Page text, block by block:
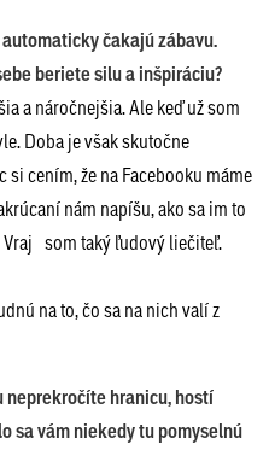
čakajú zábavu.
beriete silu a inšpiráciu?
a náročnejšia. Ale keď už som
Doba je však skutočne
si cením, že na Facebooku máme
nám napíšu, ako sa im to
Vraj som taký ľudový liečiteľ.
na to, čo sa na nich valí z
neprekročíte hranicu, hostí
sa vám niekedy tu pomyselnú